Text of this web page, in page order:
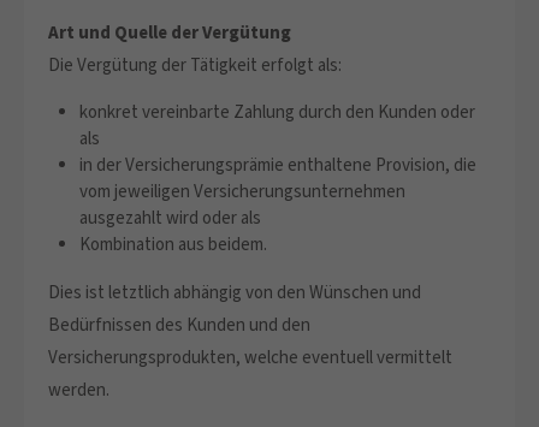
Art und Quelle der Vergütung
Die Vergütung der Tätigkeit erfolgt als:
konkret vereinbarte Zahlung durch den Kunden oder
als
in der Versicherungsprämie enthaltene Provision, die
vom jeweiligen Versicherungsunternehmen
ausgezahlt wird oder als
Kombination aus beidem.
Dies ist letztlich abhängig von den Wünschen und
Bedürfnissen des Kunden und den
Versicherungsprodukten, welche eventuell vermittelt
werden.